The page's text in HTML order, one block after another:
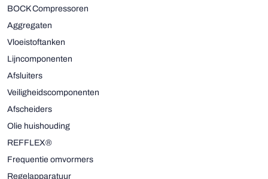
BOCK Compressoren
Aggregaten
Vloeistoftanken
Lijncomponenten
Afsluiters
Veiligheidscomponenten
Afscheiders
Olie huishouding
REFFLEX®
Frequentie omvormers
Regelapparatuur